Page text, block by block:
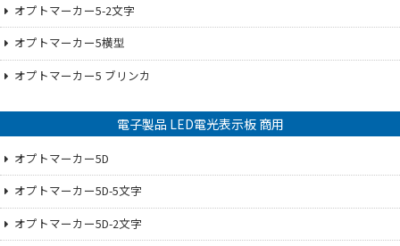
オプトマーカー5-2文字
オプトマーカー5横型
オプトマーカー5 ブリンカ
電子製品 LED電光表示板 商用
オプトマーカー5D
オプトマーカー5D-5文字
オプトマーカー5D-2文字